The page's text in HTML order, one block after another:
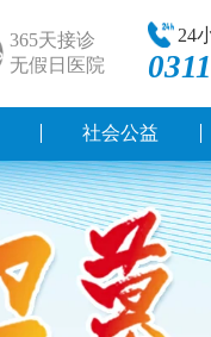
365天接诊
无假日医院
24
社会公益